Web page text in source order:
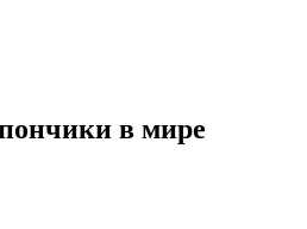
в мире